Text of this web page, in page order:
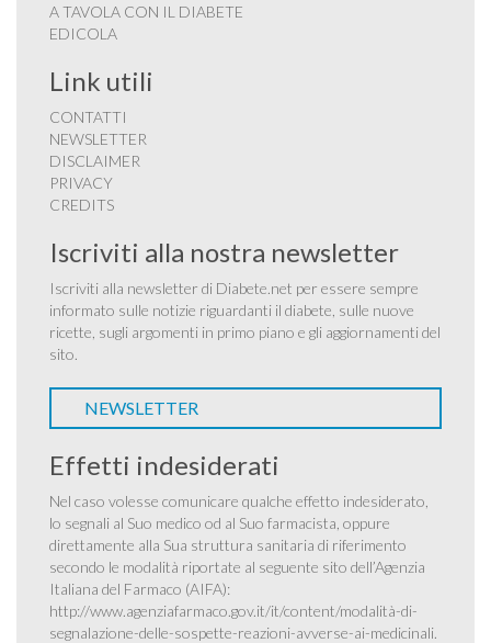
A TAVOLA CON IL DIABETE
EDICOLA
Link utili
CONTATTI
NEWSLETTER
DISCLAIMER
PRIVACY
CREDITS
Iscriviti alla nostra newsletter
Iscriviti alla newsletter di Diabete.net per essere sempre
informato sulle notizie riguardanti il diabete, sulle nuove
ricette, sugli argomenti in primo piano e gli aggiornamenti del
sito.
NEWSLETTER
Effetti indesiderati
Nel caso volesse comunicare qualche effetto indesiderato,
lo segnali al Suo medico od al Suo farmacista, oppure
direttamente alla Sua struttura sanitaria di riferimento
secondo le modalità riportate al seguente sito dell’Agenzia
Italiana del Farmaco (AIFA):
http://www.agenziafarmaco.gov.it/it/content/modalità-di-
segnalazione-delle-sospette-reazioni-avverse-ai-medicinali.